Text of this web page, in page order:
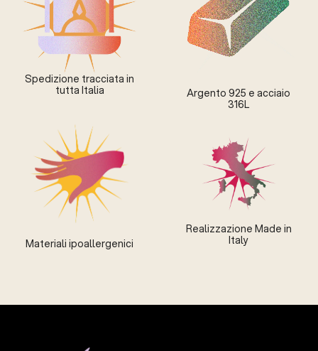
Spedizione tracciata in
tutta Italia
Argento 925 e acciaio
316L
Materiali ipoallergenici
Realizzazione Made in
Italy